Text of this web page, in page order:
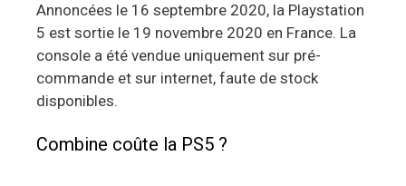
Annoncées le 16 septembre 2020, la Playstation
5 est sortie le 19 novembre 2020 en France. La
console a été vendue uniquement sur pré-
commande et sur internet, faute de stock
disponibles.
Combine coûte la PS5 ?